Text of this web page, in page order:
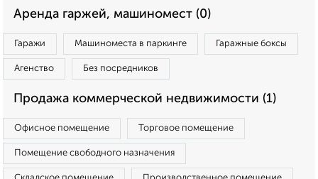
Аренда гаржей, машиномест (0)
Гаражи Машиноместа в паркинге Гаражные боксы
Агенство Без посредников
Продажа коммерческой недвижимости (1)
Офисное помещение Торговое помещение
Помещение свободного назначения